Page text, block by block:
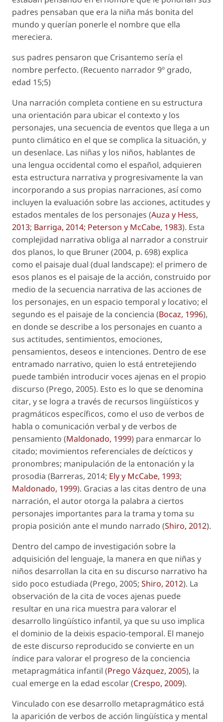
padres pensaban que era la niña más bonita del
mundo y querían ponerle el nombre que ella
mereciera.
sus padres pensaron que Crisantemo sería el
nombre perfecto. (Recuento narrador 9º grado,
edad 15;5)
Una narración completa contiene en su estructura
una orientación para ubicar el contexto y los
personajes, una secuencia de eventos que llega a un
punto climático en el que se complica la situación, y
un desenlace. Las niñas y los niños, hablantes de
una lengua occidental como el español, adquieren
esta estructura narrativa y progresivamente la van
incorporando a sus propias narraciones, así como
incluyen la evaluación sobre las acciones, actitudes y
estados mentales de los personajes (Auza y Hess,
2013; Barriga, 2014; Peterson y McCabe, 1983). Esta
complejidad narrativa obliga al narrador a construir
dos planos, lo que Bruner (2004, p. 698) explica
como el paisaje dual (dual landscape): el primero de
esos planos es el paisaje de la acción, construido por
medio de la secuencia narrativa de las acciones de
los personajes, en un espacio temporal y locativo; el
segundo es el paisaje de la conciencia (Bocaz, 1996),
en donde se describe a los personajes en cuanto a
sus actitudes, sentimientos, emociones,
pensamientos, deseos e intenciones. Dentro de ese
entramado narrativo, quien lo está entretejiendo
puede también introducirvoces ajenas en el propio
discurso (Prego, 2005). Esto es lo que se denomina
citar, y se logra a través de recursos lingüísticos y
pragmáticos específicos, como el uso de verbos de
habla o comunicación verbal y de verbos de
pensamiento (Maldonado, 1999) para enmarcar lo
citado; movimientos referenciales de deícticos y
pronombres; manipulación de la entonación y la
prosodia (Barreras, 2014; Ely y McCabe, 1993;
Maldonado, 1999). Gracias a las citas dentro de una
narración, el autor otorga la palabra a ciertos
personajes importantes para la trama y toma su
propia posición ante el mundo narrado (Shiro, 2012).
Dentro del campo de investigación sobre la
adquisición del lenguaje, la manera en que niñas y
niños desarrollan la cita en su discurso narrativo ha
sido poco estudiada (Prego, 2005; Shiro, 2012). La
observación de la cita de voces ajenas puede
resultar en una rica muestra para valorar el
desarrollo lingüístico infantil, ya que su uso implica
el dominio de la deixis espacio-temporal. El manejo
de este discurso reproducido se convierte en un
índice para valorar el progreso de la conciencia
metapragmática infantil (Prego Vázquez, 2005), la
cual emerge en la edad escolar (Crespo, 2009).
Vinculado con ese desarrollo metapragmático está
la aparición de verbos de acción lingüística y mental